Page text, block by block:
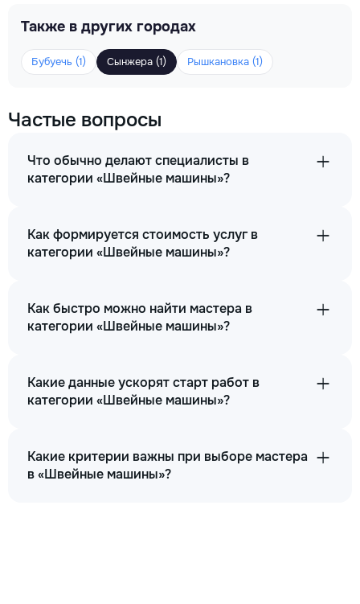
Также в других городах
Бубуечь (1) Сынжера (1) Рышкановка (1)
Частые вопросы
Что обычно делают специалисты в
категории «Швейные машины»?
Как формируется стоимость услуг в
категории «Швейные машины»?
Как быстро можно найти мастера в
категории «Швейные машины»?
Какие данные ускорят старт работ в
категории «Швейные машины»?
Какие критерии важны при выборе мастера
в «Швейные машины»?